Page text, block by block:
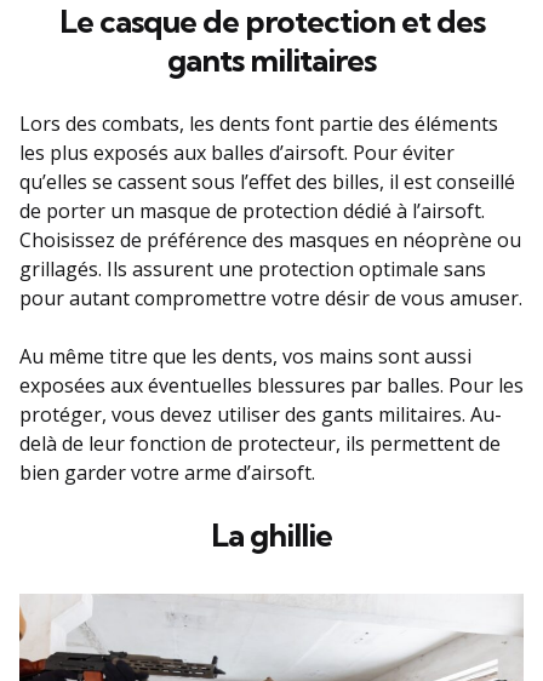
Le casque de protection et des
gants militaires
Lors des combats, les dents font partie des éléments
les plus exposés aux balles d’airsoft. Pour éviter
qu’elles se cassent sous l’effet des billes, il est conseillé
de porter un masque de protection dédié à l’airsoft.
Choisissez de préférence des masques en néoprène ou
grillagés. Ils assurent une protection optimale sans
pour autant compromettre votre désir de vous amuser.
Au même titre que les dents, vos mains sont aussi
exposées aux éventuelles blessures par balles. Pour les
protéger, vous devez utiliser des gants militaires. Au-
delà de leur fonction de protecteur, ils permettent de
bien garder votre arme d’airsoft.
La ghillie